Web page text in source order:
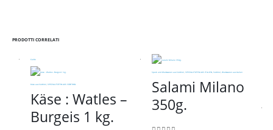
PRODOTTI CORRELATI
Caldo
Käse aus Südtirol, SPEZIALITÄTEN AUS SÜDTIROL
Käse : Watles –
Burgeis 1 kg.
Speck und Wurstwaren aus Südtirol, SPEZIALITÄTEN AUS ITALIEN, Südtirol, Wurstwaren aus Italien
Salami Milano
350g.